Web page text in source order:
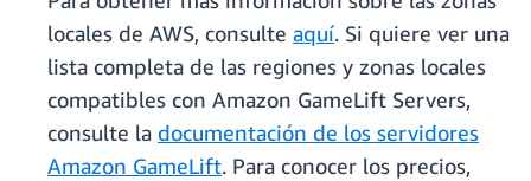
locales de AWS, consulte aquí. Si quiere ver una
lista completa de las regiones y zonas locales
compatibles con Amazon GameLift Servers,
consulte la documentación de los servidores
Amazon GameLift. Para conocer los precios,